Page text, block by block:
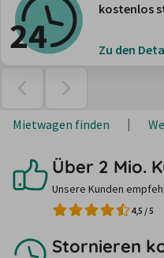
kostenlos
Zu den
Mietwagen finden
Über 2 Mio.
Unsere Kunden
4,5 /5
Stornieren